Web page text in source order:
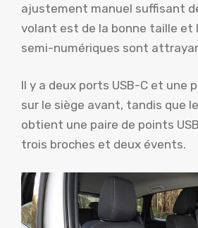
ajustement manuel suffisant
volant est de la bonne taille et
semi-numériques sont
Il y a deux ports USB-C et une
sur le siège avant, tandis que
obtient une paire de points
trois broches et deux évents.